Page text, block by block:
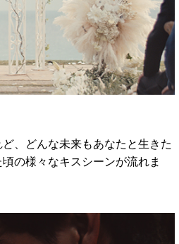
、どんな未来もあなたと生きた
の様々なキスシーンが流れま